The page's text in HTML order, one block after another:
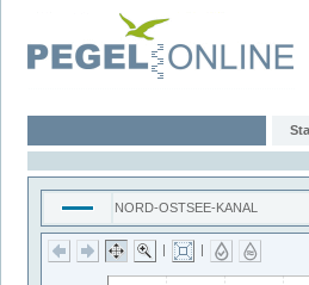
NORD-OSTSEE-KANAL
| |